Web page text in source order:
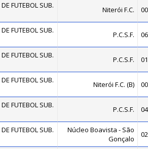
FUTEBOL SUB.
Niterói F.C. 00
FUTEBOL SUB.
P.C.S.F. 06
FUTEBOL SUB.
P.C.S.F. 01
FUTEBOL SUB.
Niterói F.C. (B) 00
FUTEBOL SUB.
P.C.S.F. 04
FUTEBOL SUB.
Núcleo Boavista - São
Gonçalo
02